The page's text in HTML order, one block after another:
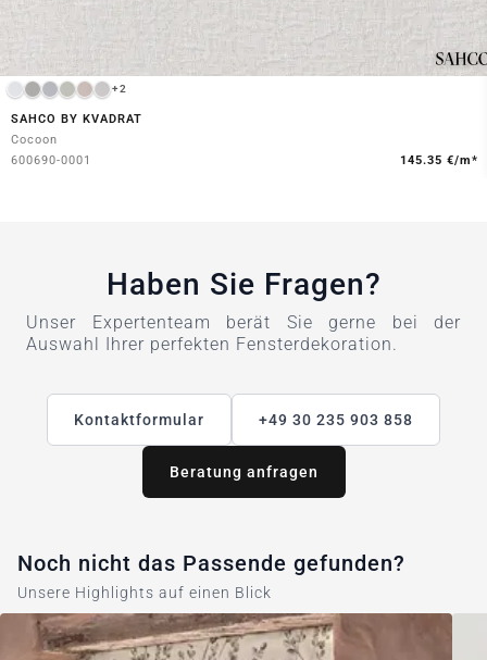
+2
SAHCO BY KVADRAT
Cocoon
600690-0001
145.35 €/m*
Haben Sie Fragen?
Unser Expertenteam berät Sie gerne bei der
Auswahl Ihrer perfekten Fensterdekoration.
Kontaktformular +49 30 235 903 858
Beratung anfragen
Noch nicht das Passende gefunden?
Unsere Highlights auf einen Blick